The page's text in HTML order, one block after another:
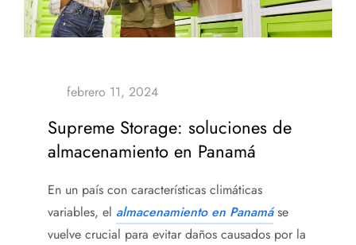
Supreme Storage: soluciones de
almacenamiento en Panamá
En un país con características climáticas
variables, el almacenamiento en Panamáse
vuelve crucial para evitar daños causados por la